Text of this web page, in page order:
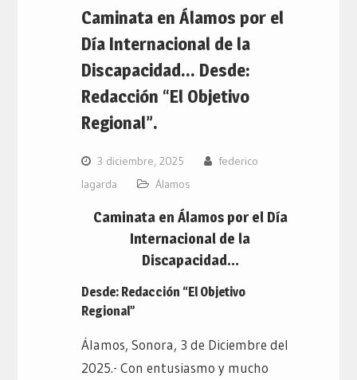
Caminata en Álamos por el
Día Internacional de la
Discapacidad… Desde:
Redacción “El Objetivo
Regional”.
3 diciembre, 2025
federico
lagarda
Álamos
Caminata en Álamos por el Día
Internacional de la
Discapacidad…
Desde: Redacción “El Objetivo
Regional”
Álamos, Sonora, 3 de Diciembre del
2025.- Con entusiasmo y mucho